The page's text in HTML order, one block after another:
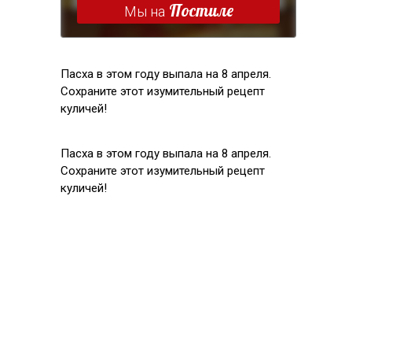
Пасха в этом году выпала на 8 апреля.
Сохраните этот изумительный рецепт
куличей!
Пасха в этом году выпала на 8 апреля.
Сохраните этот изумительный рецепт
куличей!